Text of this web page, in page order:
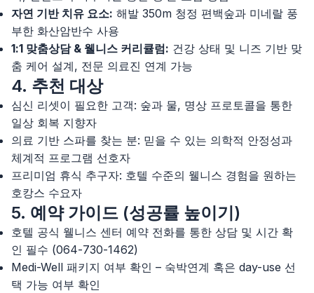
자연 기반 치유 요소: 해발 350m 청정 편백숲과 미네랄 풍
부한 화산암반수 사용
1:1 맞춤상담 & 웰니스 커리큘럼: 건강 상태 및 니즈 기반 맞
춤 케어 설계, 전문 의료진 연계 가능
4. 추천 대상
심신 리셋이 필요한 고객: 숲과 물, 명상 프로토콜을 통한
일상 회복 지향자
의료 기반 스파를 찾는 분: 믿을 수 있는 의학적 안정성과
체계적 프로그램 선호자
프리미엄 휴식 추구자: 호텔 수준의 웰니스 경험을 원하는
호캉스 수요자
5. 예약 가이드 (성공률 높이기)
호텔 공식 웰니스 센터 예약 전화를 통한 상담 및 시간 확
인 필수 (064-730-1462)
Medi-Well 패키지 여부 확인 – 숙박연계 혹은 day-use 선
택 가능 여부 확인